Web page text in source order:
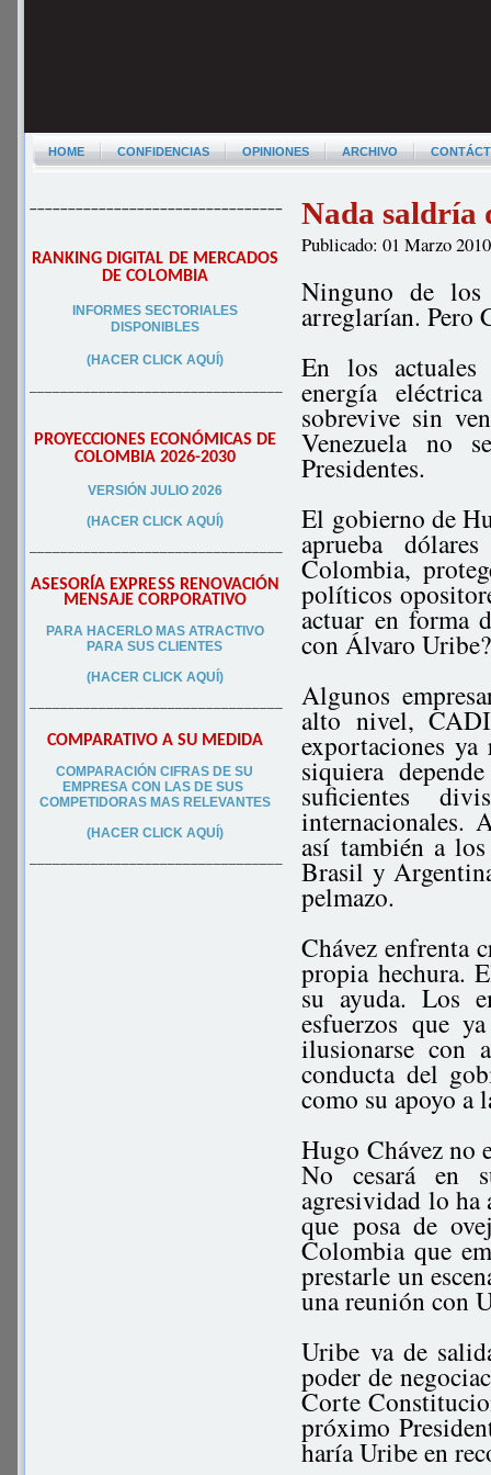
HOME CONFIDENCIAS OPINIONES ARCHIVO
–––––––––––––––––––––––––––––––––
RANKING DIGITAL DE MERCADOS
DE COLOMBIA
INFORMES SECTORIALES
DISPONIBLES
(HACER CLICK AQUÍ)
–––––––––––––––––––––––––––––––––
PROYECCIONES ECONÓMICAS DE
COLOMBIA 2026-2030
VERSIÓN JULIO 2026
(HACER CLICK AQUÍ)
–––––––––––––––––––––––––––––––––
ASESORÍA EXPRESS RENOVACIÓN
MENSAJE CORPORATIVO
PARA HACERLO MAS ATRACTIVO
PARA SUS CLIENTES
(HACER CLICK AQUÍ)
–––––––––––––––––––––––––––––––––
COMPARATIVO A SU MEDIDA
COMPARACIÓN CIFRAS DE SU
EMPRESA CON LAS DE SUS
COMPETIDORAS MAS RELEVANTES
(HACER CLICK AQUÍ)
–––––––––––––––––––––––––––––––––
Nada saldría
Publicado: 01 Marzo 2010
Ninguno de los
arreglarían. Pero
En los actuales
energía
sobrevive sin
Venezuela no
Presidentes.
El gobierno de
aprueba
Colombia,
políticos
actuar en forma
con Álvaro
Algunos
alto nivel,
exportaciones ya
siquiera
suficientes
internacionales.
así también a
Brasil y
pelmazo.
Chávez enfrenta
propia hechura.
su ayuda. Los
esfuerzos que
ilusionarse con
conducta del
como su apoyo
Hugo Chávez no
No cesará en
agresividad lo
que posa de
Colombia que
prestarle un
una reunión con
Uribe va de
poder de
Corte
próximo
haría Uribe en